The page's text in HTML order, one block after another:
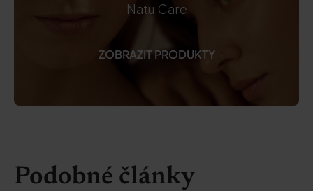
Natu.Care
ZOBRAZIT PRODUKTY
Podobné články